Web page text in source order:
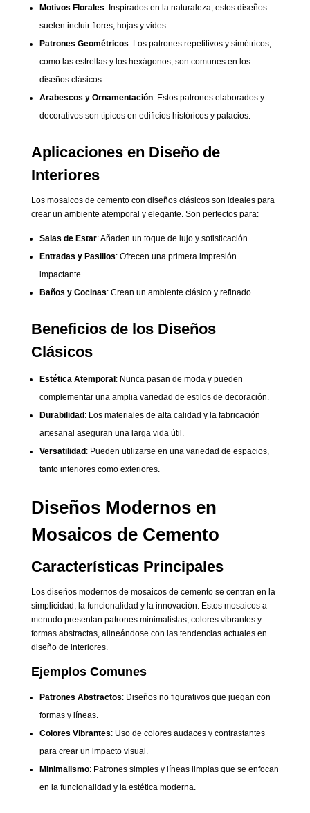
Motivos Florales: Inspirados en la naturaleza, estos diseños
suelen incluir flores, hojas y vides.
Patrones Geométricos: Los patrones repetitivos y simétricos,
como las estrellas y los hexágonos, son comunes en los
diseños clásicos.
Arabescos y Ornamentación: Estos patrones elaborados y
decorativos son típicos en edificios históricos y palacios.
Aplicaciones en Diseño de
Interiores
Los mosaicos de cemento con diseños clásicos son ideales para
crear un ambiente atemporal y elegante. Son perfectos para:
Salas de Estar: Añaden un toque de lujo y sofisticación.
Entradas y Pasillos: Ofrecen una primera impresión
impactante.
Baños y Cocinas: Crean un ambiente clásico y refinado.
Beneficios de los Diseños
Clásicos
Estética Atemporal: Nunca pasan de moda y pueden
complementar una amplia variedad de estilos de decoración.
Durabilidad: Los materiales de alta calidad y la fabricación
artesanal aseguran una larga vida útil.
Versatilidad: Pueden utilizarse en una variedad de espacios,
tanto interiores como exteriores.
Diseños Modernos en
Mosaicos de Cemento
Características Principales
Los diseños modernos de mosaicos de cemento se centran en la
simplicidad, la funcionalidad y la innovación. Estos mosaicos a
menudo presentan patrones minimalistas, colores vibrantes y
formas abstractas, alineándose con las tendencias actuales en
diseño de interiores.
Ejemplos Comunes
Patrones Abstractos: Diseños no figurativos que juegan con
formas y líneas.
Colores Vibrantes: Uso de colores audaces y contrastantes
para crear un impacto visual.
Minimalismo: Patrones simples y líneas limpias que se enfocan
en la funcionalidad y la estética moderna.